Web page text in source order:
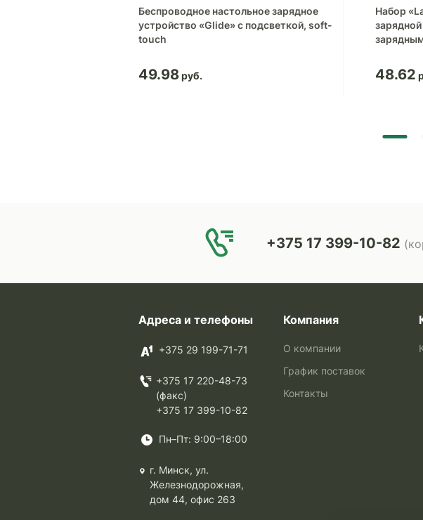
Беспроводное настольное зарядное
устройство «Glide» с подсветкой, soft-
touch
49.98
Набор
48.62
+375 17 399-10-82
Адреса и телефоны
+375 29 199-71-71
+375 17 220-48-73
(факс)
+375 17 399-10-82
Пн–Пт: 9:00–18:00
г. Минск, ул.
Железнодорожная,
дом 44, офис 263
Компания
О компании
График поставок
Контакты